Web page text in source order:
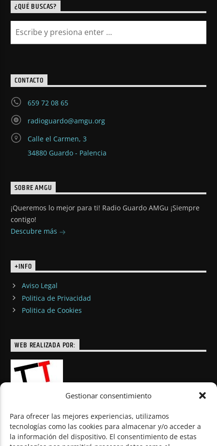
Gestionar consentimiento
Para ofrecer las mejores experiencias, utilizamos
tecnologías como las cookies para almacenar y/o acceder a
la información del dispositivo. El consentimiento de estas
¿QUÉ BUSCAS?
CONTACTO
659 72 08 65
radioguardo@amgu.org
Calle el Carmen, 3
34880 Guardo - Palencia
SOBRE AMGU
¡Queremos lo mejor para ti! Radio Guardo AMGu ¡Siempre
contigo!
Descubre más
+INFO
Aviso Legal
Politica de Privacidad
Politica de Cookies
WEB REALIZADA POR:
© Todos los derechos reservados